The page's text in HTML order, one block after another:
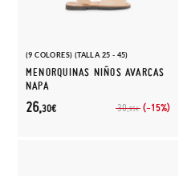
(9 COLORES) (TALLA 25 - 45)
MENORQUINAS NIÑOS AVARCAS
NAPA
30,95€ (-15%)
26,30€